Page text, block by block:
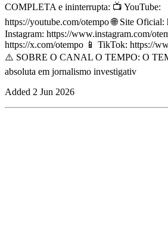
COMPLETA e ininterrupta: 📺 YouTube:
https://youtube.com/otempo 🌐 Site
Instagram: https://www.instagram.com/
https://x.com/otempo 📱 TikTok: https://
⚠️ SOBRE O CANAL O TEMPO: O
absoluta em jornalismo investigativ
Added 2 Jun 2026